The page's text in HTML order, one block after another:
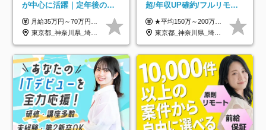
が中心に活躍｜定年後の給
与減ナシ｜年収50万円アッ
プ実績／昇給率92％（直近3
年）
月給35万円～70万円（固定残業代30時間分63,869円～を含む）+賞与年1回 ※30時間を超える分は別途支給します ●これまでのご経験・スキル・前職給与をできる限り考慮します ●待機期間も給与を100％支給します ●試用期間中も給与や福利厚生は同じです ≪年収を維持しながら長く働けます！≫ 一般的な企業では55歳や60歳を機に年収が下がりますが、 当社は役職などではなく「スキルや経験」で評価。 エンジニアとして長く働きながら あなたにふさわしい年収を維持できます！
東京都_神奈川県_埼玉県_千葉県
超/年収UP確約/フルリモ
OK/年休130日/平均残業7h/
約2万件の案件から選択
★平均150万～200万円年収UPを実現！ ★前職給与を100％保証！ ★案件内容の開示・明確な評価体制あり ⇒クライアント評価で即昇給を実現したケースも◎ ★年12回（毎月昇給チャンスあり） ■月給35万円～103万円 ※経験・能力・前職給与を考慮し、決定 ※上記給与には月30時間分(6万6500円以上)の固定残業代が含まれます。超過分は手当として別途支給します ※試用期間3ヶ月あり(期間中の給与・待遇面に差異はありません) ▼収入アップの実例をご紹介 ───────────── ★働き方改革をした30代男性（PG） 子どもが生まれたばかりなのに、忙しい現場で残業も月50～60時間が当たり前。 ⇒残業ほぼゼロ＆週3リモートの働き方に！しかも給与もアップ！ ★収入アップした30代男性（PM） 子供が3人いて家計も苦しく、残業代で稼ぐ日々… ⇒残業をたくさんしていた年収額より、100万円以上アップしました！
東京都_神奈川県_埼玉県_千葉県_大阪府_愛知県_北海道_青森県_岩手県_宮城県_秋田県_山形県_福島県_茨城県_栃木県_群馬県_新潟県_山梨県_長野県_富山県_石川県_福井県_静岡県_岐阜県_三重県_兵庫県_京都府_滋賀県_奈良県_和歌山県_広島県_岡山県_鳥取県_島根県_山口県_徳島県_香川県_愛媛県_高知県_福岡県_熊本県_佐賀県_長崎県_大分県_宮崎県_鹿児島県_沖縄県